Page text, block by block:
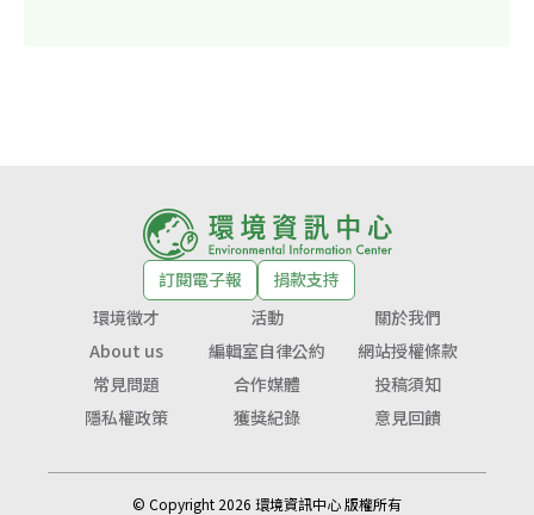
訂閱電子報
捐款支持
環境徵才
活動
關於我們
About us
編輯室自律公約
網站授權條款
常見問題
合作媒體
投稿須知
隱私權政策
獲獎紀錄 意見回饋
© Copyright 2026 環境資訊中心 版權所有